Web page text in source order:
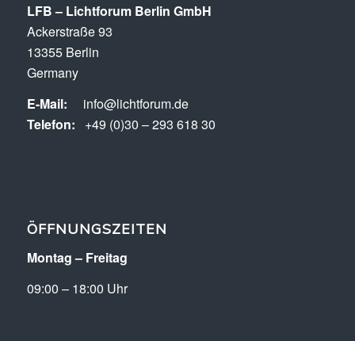
LFB – Lichtforum Berlin GmbH
Ackerstraße 93
13355 Berlin
Germany
E-Mail: info@lichtforum.de
Telefon: +49 (0)30 – 293 618 30
ÖFFNUNGSZEITEN
Montag – Freitag
09:00 – 18:00 Uhr